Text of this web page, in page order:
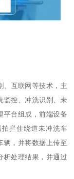
、互联网等技术，主
监控、冲洗识别、未
平台组成，前端设备
拦住绕道未冲洗车
辆，并将数据上传至
析处理结果，并通过